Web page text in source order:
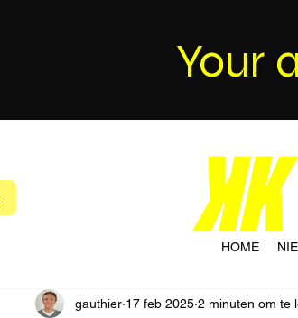
Your
HOME
gauthier 17 feb 2025 2 minuten om te